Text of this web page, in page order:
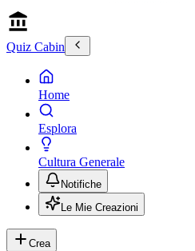
Quiz Cabin
Home
Esplora
Cultura Generale
Notifiche
Le Mie Creazioni
Crea